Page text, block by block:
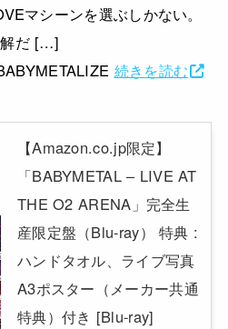
マシーンを選ぶしかない。
解だ […]
続きを読む
【Amazon.co.jp限定】
「BABYMETAL – LIVE AT
THE O2 ARENA」完全生
産限定盤（Blu-ray） 特典 :
ハンドタオル、ライブ写真
A3ポスター（メーカー共通
特典）付き [Blu-ray]